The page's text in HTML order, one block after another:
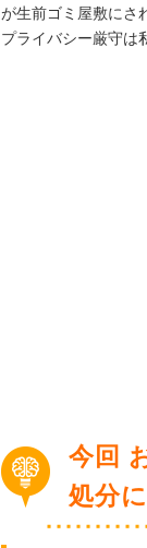
が生前ゴミ屋敷にさ
プライバシー厳守は
今回
処分